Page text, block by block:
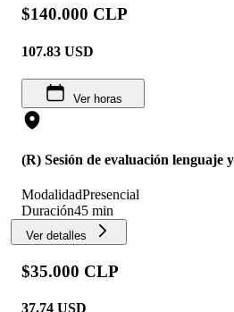
$140.000 CLP
107.83 USD
Ver horas
(R) Sesión de evaluación lenguaje
ModalidadPresencial
Duración45 min
Ver detalles
$35.000 CLP
37.74 USD